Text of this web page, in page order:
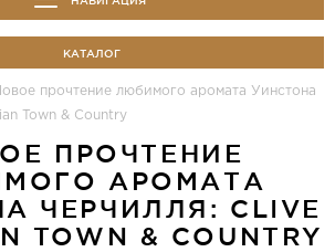
КАТАЛОГ
прочтение любимого аромата Уинстона
Town & Country
ПРОЧТЕНИЕ
АРОМАТА
ЧЕРЧИЛЛЯ: CLIVE
TOWN & COUNTRY